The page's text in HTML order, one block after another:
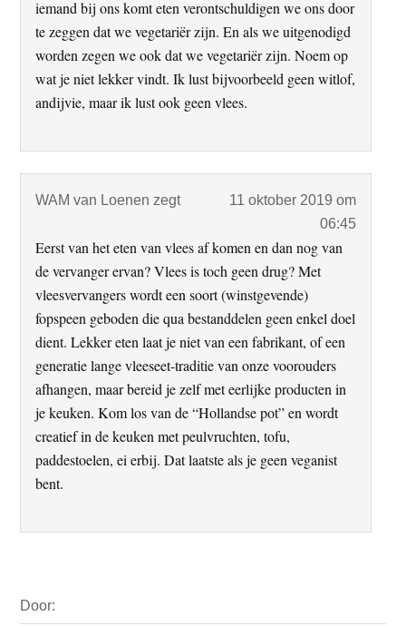
iemand bij ons komt eten verontschuldigen we ons door
te zeggen dat we vegetariër zijn. En als we uitgenodigd
worden zegen we ook dat we vegetariër zijn. Noem op
wat je niet lekker vindt. Ik lust bijvoorbeeld geen witlof,
andijvie, maar ik lust ook geen vlees.
WAM van Loenen zegt
11 oktober 2019 om
06:45
Eerst van het eten van vlees af komen en dan nog van
de vervanger ervan? Vlees is toch geen drug? Met
vleesvervangers wordt een soort (winstgevende)
fopspeen geboden die qua bestanddelen geen enkel doel
dient. Lekker eten laat je niet van een fabrikant, of een
generatie lange vleeseet-traditie van onze voorouders
afhangen, maar bereid je zelf met eerlijke producten in
je keuken. Kom los van de “Hollandse pot” en wordt
creatief in de keuken met peulvruchten, tofu,
paddestoelen, ei erbij. Dat laatste als je geen veganist
bent.
Sidebar
Door: